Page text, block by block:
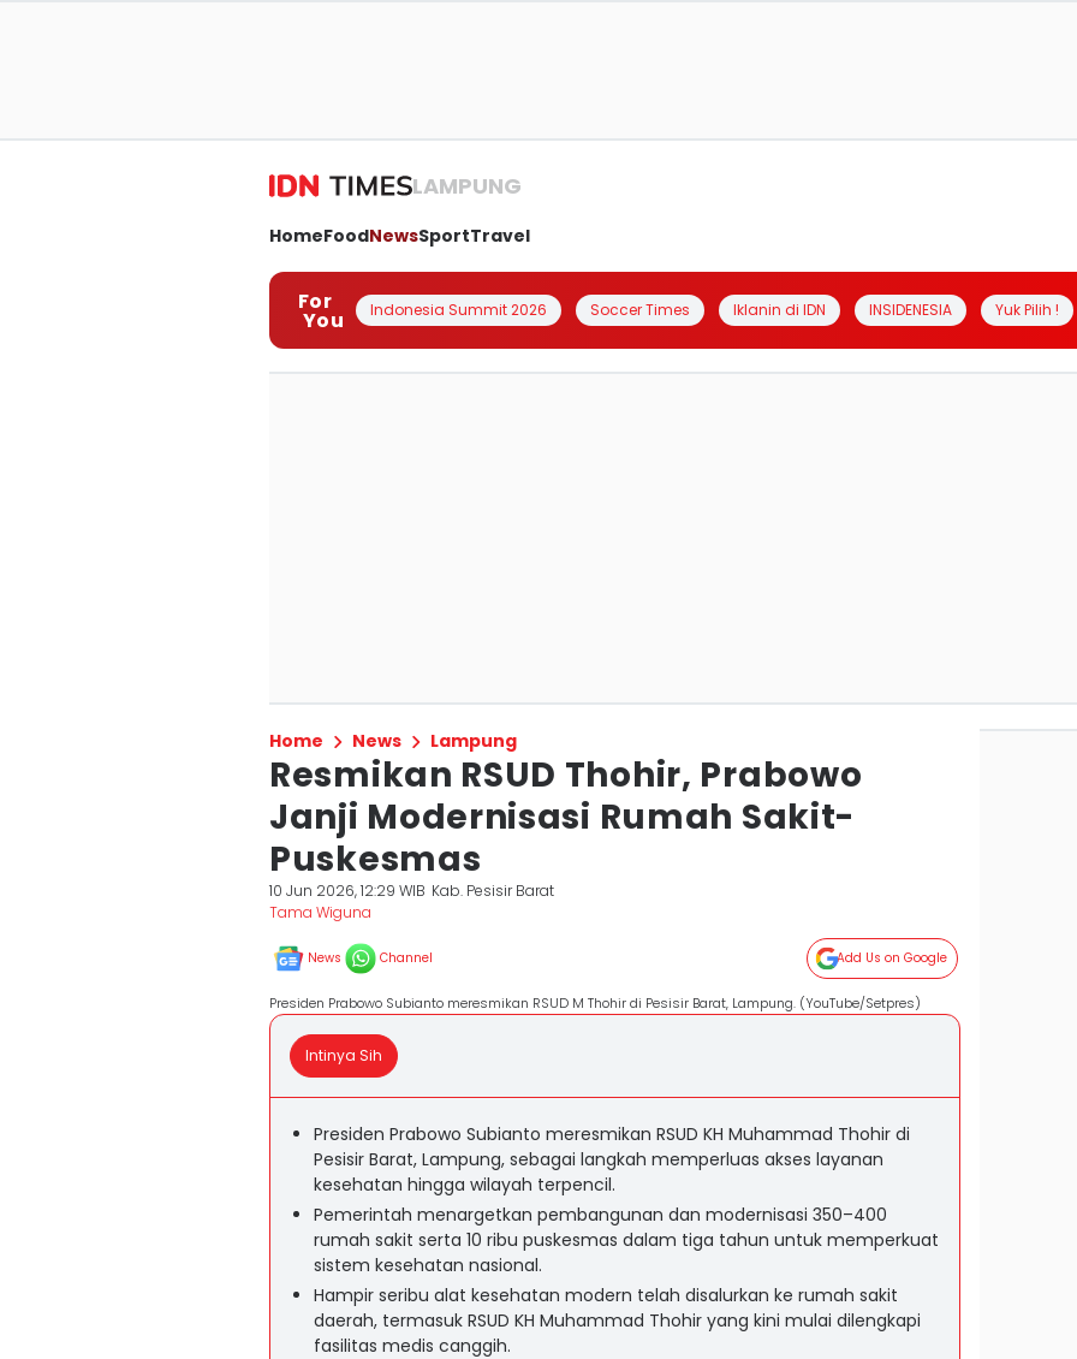
LAMPUNG
HomeFoodNewsSportTravel
For
You Indonesia Summit 2026 Soccer Times Iklanin di IDN INSIDENESIA Yuk Pilih !
Home News Lampung
Resmikan RSUD Thohir, Prabowo
Janji Modernisasi Rumah Sakit-
Puskesmas
10 Jun 2026, 12:29 WIB Kab. Pesisir Barat
Tama Wiguna
News Channel Add Us on Google
Presiden Prabowo Subianto meresmikan RSUD M Thohir di Pesisir Barat, Lampung. (YouTube/Setpres)
Intinya Sih
Presiden Prabowo Subianto meresmikan RSUD KH Muhammad Thohir di
Pesisir Barat, Lampung, sebagai langkah memperluas akses layanan
kesehatan hingga wilayah terpencil.
Pemerintah menargetkan pembangunan dan modernisasi 350–400
rumah sakit serta 10 ribu puskesmas dalam tiga tahun untuk memperkuat
sistem kesehatan nasional.
Hampir seribu alat kesehatan modern telah disalurkan ke rumah sakit
daerah, termasuk RSUD KH Muhammad Thohir yang kini mulai dilengkapi
fasilitas medis canggih.